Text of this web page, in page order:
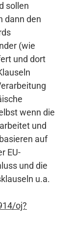
sollen
dann den
(wie
und dort
wenn die
und
auf
EU-
und die
u.a.
oj?